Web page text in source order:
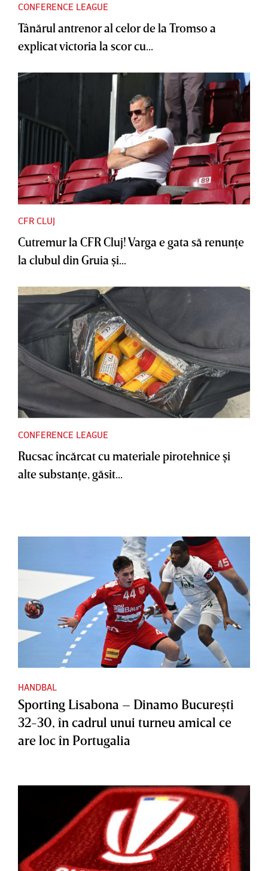
CONFERENCE LEAGUE
Tânărul antrenor al celor de la Tromso a
explicat victoria la scor cu...
CFR CLUJ
Cutremur la CFR Cluj! Varga e gata să renunţe
la clubul din Gruia şi...
CONFERENCE LEAGUE
Rucsac încărcat cu materiale pirotehnice şi
alte substanţe, găsit...
HANDBAL
Sporting Lisabona – Dinamo Bucureşti
32-30, în cadrul unui turneu amical ce
are loc în Portugalia